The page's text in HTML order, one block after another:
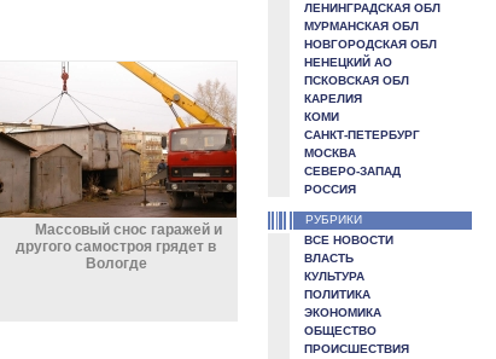
Массовый снос гаражей и
другого самостроя грядет в
Вологде
ЛЕНИНГРАДСКАЯ ОБЛ
МУРМАНСКАЯ ОБЛ
НОВГОРОДСКАЯ ОБЛ
НЕНЕЦКИЙ АО
ПСКОВСКАЯ ОБЛ
КАРЕЛИЯ
КОМИ
САНКТ-ПЕТЕРБУРГ
МОСКВА
СЕВЕРО-ЗАПАД
РОССИЯ
РУБРИКИ
ВСЕ НОВОСТИ
ВЛАСТЬ
КУЛЬТУРА
ПОЛИТИКА
ЭКОНОМИКА
ОБЩЕСТВО
ПРОИСШЕСТВИЯ